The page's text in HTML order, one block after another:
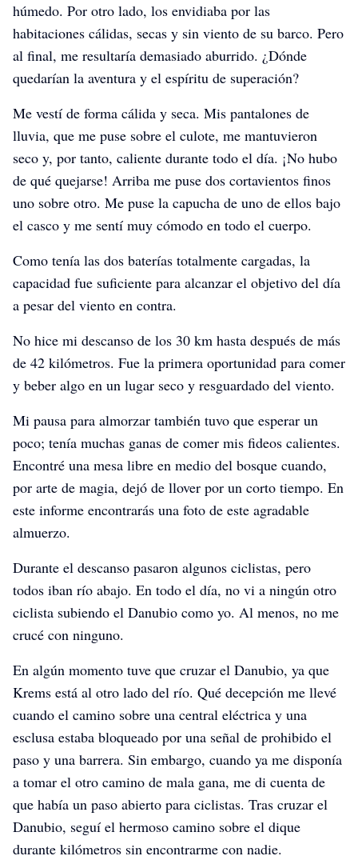
húmedo. Por otro lado, los envidiaba por las
habitaciones cálidas, secas y sin viento de su barco. Pero
al final, me resultaría demasiado aburrido. ¿Dónde
quedarían la aventura y el espíritu de superación?
Me vestí de forma cálida y seca. Mis pantalones de
lluvia, que me puse sobre el culote, me mantuvieron
seco y, por tanto, caliente durante todo el día. ¡No hubo
de qué quejarse! Arriba me puse dos cortavientos finos
uno sobre otro. Me puse la capucha de uno de ellos bajo
el casco y me sentí muy cómodo en todo el cuerpo.
Como tenía las dos baterías totalmente cargadas, la
capacidad fue suficiente para alcanzar el objetivo del día
a pesar del viento en contra.
No hice mi descanso de los 30 km hasta después de más
de 42 kilómetros. Fue la primera oportunidad para comer
y beber algo en un lugar seco y resguardado del viento.
Mi pausa para almorzar también tuvo que esperar un
poco; tenía muchas ganas de comer mis fideos calientes.
Encontré una mesa libre en medio del bosque cuando,
por arte de magia, dejó de llover por un corto tiempo. En
este informe encontrarás una foto de este agradable
almuerzo.
Durante el descanso pasaron algunos ciclistas, pero
todos iban río abajo. En todo el día, no vi a ningún otro
ciclista subiendo el Danubio como yo. Al menos, no me
crucé con ninguno.
En algún momento tuve que cruzar el Danubio, ya que
Krems está al otro lado del río. Qué decepción me llevé
cuando el camino sobre una central eléctrica y una
esclusa estaba bloqueado por una señal de prohibido el
paso y una barrera. Sin embargo, cuando ya me disponía
a tomar el otro camino de mala gana, me di cuenta de
que había un paso abierto para ciclistas. Tras cruzar el
Danubio, seguí el hermoso camino sobre el dique
durante kilómetros sin encontrarme con nadie.